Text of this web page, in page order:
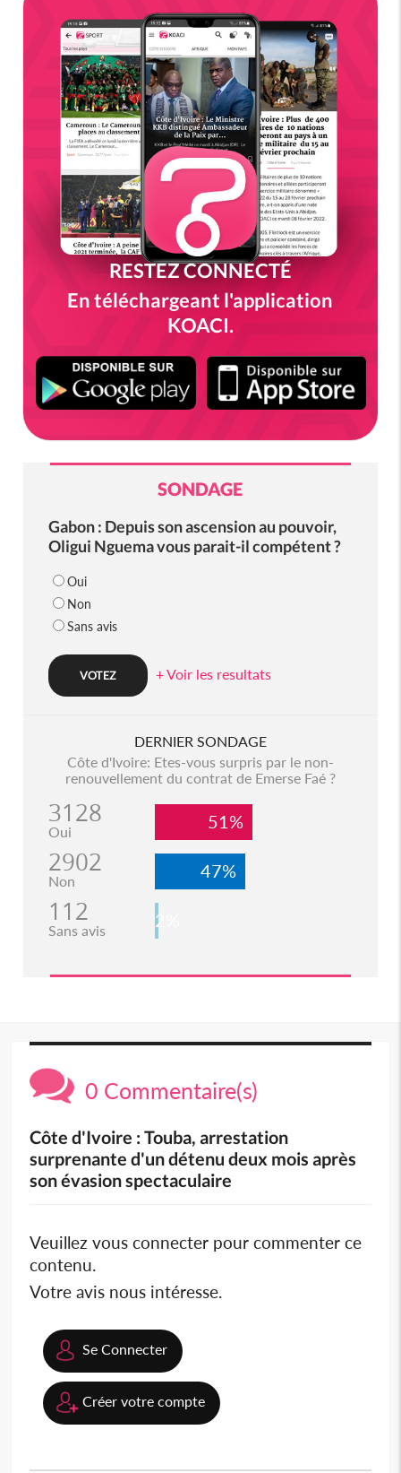
RESTEZ CONNECTÉ
En téléchargeant l'application
KOACI.
SONDAGE
Gabon : Depuis son ascension au pouvoir,
Oligui Nguema vous parait-il compétent ?
Oui
Non
Sans avis
+ Voir les resultats
DERNIER SONDAGE
Côte d'Ivoire: Etes-vous surpris par le non-
renouvellement du contrat de Emerse Faé ?
3128
Oui 51%
2902
Non 47%
112
Sans avis 2%
0 Commentaire(s)
Côte d'Ivoire : Touba, arrestation
surprenante d'un détenu deux mois après
son évasion spectaculaire
Veuillez vous connecter pour commenter ce
contenu.
Votre avis nous intéresse.
Se Connecter
Créer votre compte